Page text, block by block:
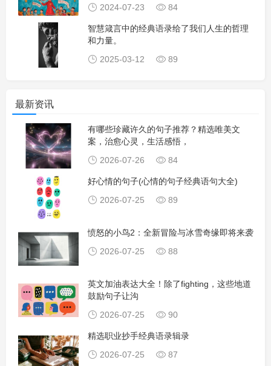
2024-07-23
84
智慧箴言中的经典语录给了我们人生的哲理
和力量。
2025-03-12
89
最新资讯
有哪些珍藏许久的句子推荐？精选唯美文
案，治愈心灵，生活感悟，
2026-07-26
84
好心情的句子(心情的句子经典语句大全)
2026-07-25
89
愤怒的小鸟2：全新冒险与冰雪奇缘即将来袭
2026-07-25
88
英文加油表达大全！除了fighting，这些地道
鼓励句子让沟
2026-07-25
90
精选职业抄手经典语录辑录
2026-07-25
87